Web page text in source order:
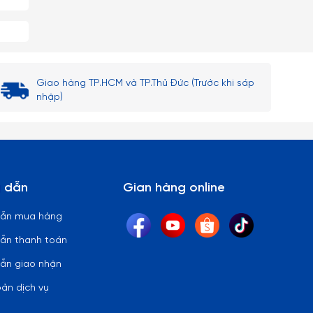
Giao hàng TP.HCM và TP.Thủ Đức (Trước khi sáp
nhập)
dẫn
mua hàng
thanh toán
giao nhận
dịch vụ
Gian hàng online